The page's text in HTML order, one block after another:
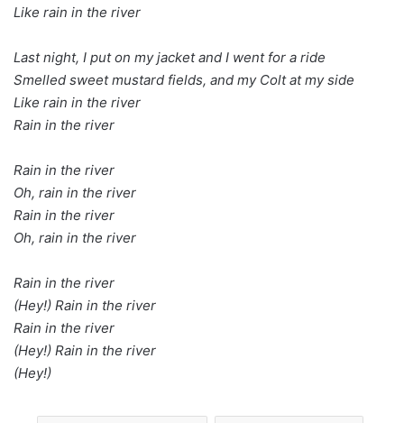
Like rain in the river
Last night, I put on my jacket and I went for a ride
Smelled sweet mustard fields, and my Colt at my side
Like rain in the river
Rain in the river
Rain in the river
Oh, rain in the river
Rain in the river
Oh, rain in thе river
Rain in the river
(Hеy!) Rain in the river
Rain in the river
(Hey!) Rain in the river
(Hey!)